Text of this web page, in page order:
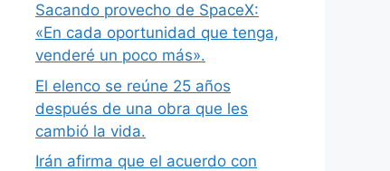
Sacando provecho de SpaceX:
«En cada oportunidad que tenga,
venderé un poco más».
El elenco se reúne 25 años
después de una obra que les
cambió la vida.
Irán afirma que el acuerdo con